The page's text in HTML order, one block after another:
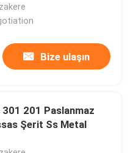
Bize ulaşın
201 Paslanmaz
Şerit Ss Metal